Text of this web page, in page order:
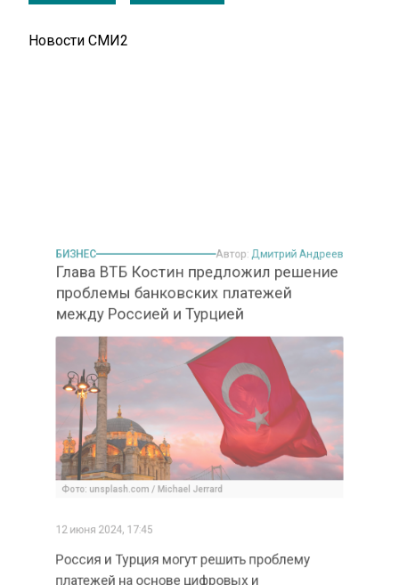
Новости СМИ2
Фото: unsplash.com / Michael Jerrard
12 июня 2024, 17:45
Россия и Турция могут решить проблему
изданию Anadolu глава ВТБ Андрей Костин.